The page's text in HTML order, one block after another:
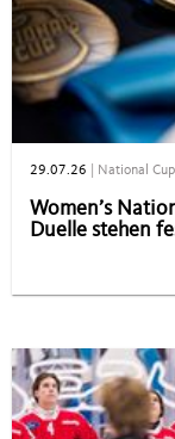
29.07.26 National Cup
Women’s
Duelle stehen